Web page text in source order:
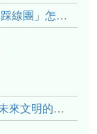
完美風暴：1623年前往馬尼拉的販客「踩線團」怎麼會困死於澎湖?
《台灣紀行》推薦序：讓我們一起走向未來文明的備忘錄